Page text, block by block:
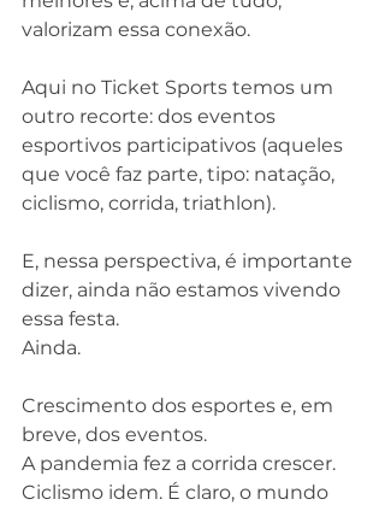
valorizam essa conexão.
Aqui no Ticket Sports temos um
outro recorte: dos eventos
esportivos participativos (aqueles
que você faz parte, tipo: natação,
ciclismo, corrida, triathlon).
E, nessa perspectiva, é importante
dizer, ainda não estamos vivendo
essa festa.
Ainda.
Crescimento dos esportes e, em
breve, dos eventos.
A pandemia fez a corrida crescer.
Ciclismo idem. É claro, o mundo